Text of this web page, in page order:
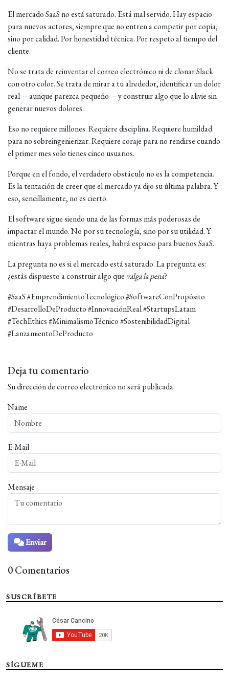
El mercado SaaS no está saturado. Está mal servido. Hay espacio
para nuevos actores, siempre que no entren a competir por copia,
sino por calidad. Por honestidad técnica. Por respeto al tiempo del
cliente.
No se trata de reinventar el correo electrónico ni de clonar Slack
con otro color. Se trata de mirar a tu alrededor, identificar un dolor
real —aunque parezca pequeño— y construir algo que lo alivie sin
generar nuevos dolores.
Eso no requiere millones. Requiere disciplina. Requiere humildad
para no sobreingenierizar. Requiere coraje para no rendirse cuando
el primer mes solo tienes cinco usuarios.
Porque en el fondo, el verdadero obstáculo no es la competencia.
Es la tentación de creer que el mercado ya dijo su última palabra. Y
eso, sencillamente, no es cierto.
El software sigue siendo una de las formas más poderosas de
impactar el mundo. No por su tecnología, sino por su utilidad. Y
mientras haya problemas reales, habrá espacio para buenos SaaS.
La pregunta no es si el mercado está saturado. La pregunta es:
¿estás dispuesto a construir algo que valga la pena?
#SaaS #EmprendimientoTecnológico #SoftwareConPropósito
#DesarrolloDeProducto #InnovaciónReal #StartupsLatam
#TechEthics #MinimalismoTécnico #SostenibilidadDigital
#LanzamientoDeProducto
Deja tu comentario
Su dirección de correo electrónico no será publicada.
Name
E-Mail
Mensaje
Enviar
0 Comentarios
SUSCRÍBETE
SÍGUEME